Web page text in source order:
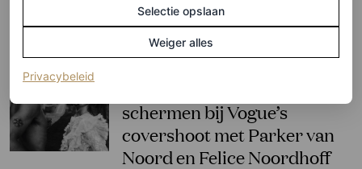
BJÖRN BORG
schermen bij Vogue’s
covershoot met Parker van
Noord en Felice Noordhoff
Selectie opslaan
Weiger alles
Privacybeleid